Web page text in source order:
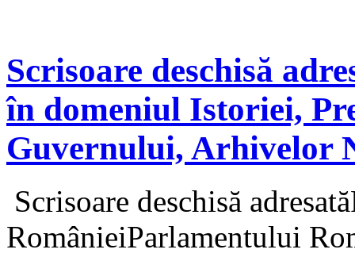
Scrisoare deschisă
în domeniul Istoriei,
Guvernului, Arhivelor
Scrisoare deschisă
RomânieiParlamentului